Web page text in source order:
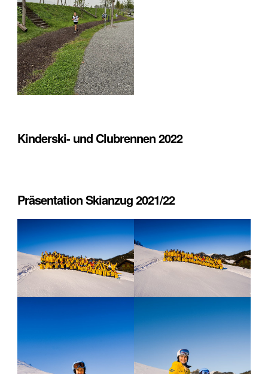
Kinderski- und Clubrennen 2022
Präsentation Skianzug 2021/22